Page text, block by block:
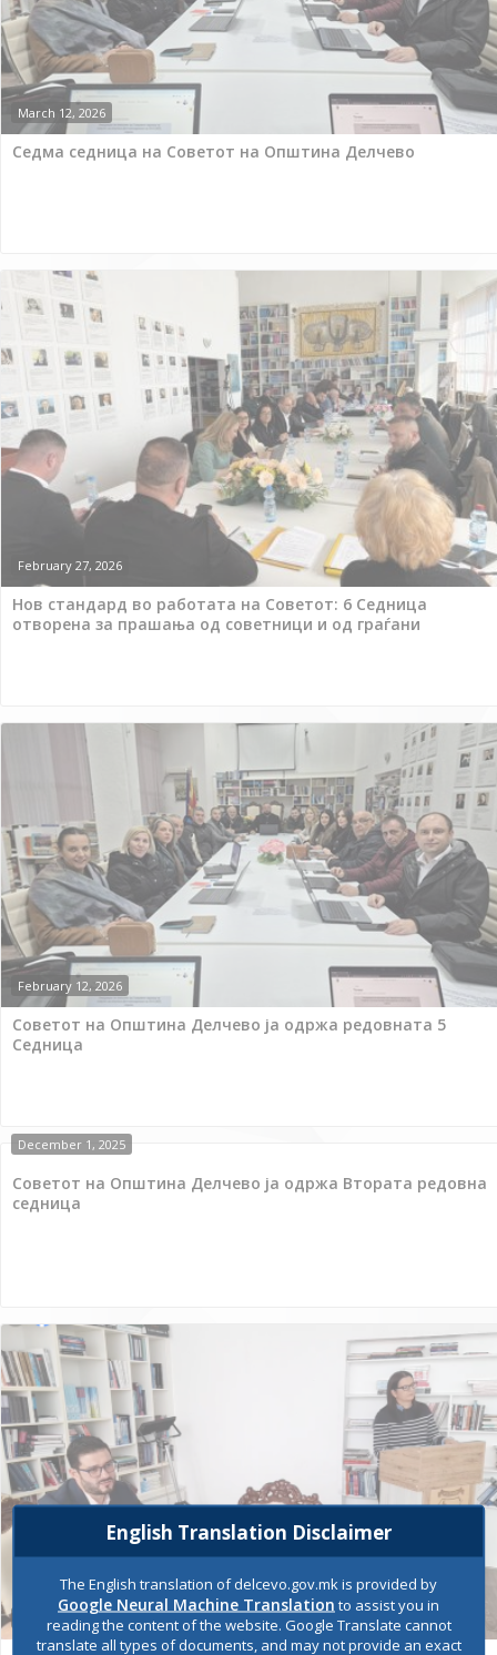
March 12, 2026
Седма седница на Советот на Општина Делчево
February 27, 2026
Нов стандард во работата на Советот: 6 Седница
отворена за прашања од советници и од граѓани
February 12, 2026
Советот на Општина Делчево ја одржа редовната 5
Седница
December 1, 2025
Советот на Општина Делчево ја одржа Втората редовна
седница
November 15, 2024
English Translation Disclaimer
The English translation of delcevo.gov.mk is provided by
Google Neural Machine Translation to assist you in
reading the content of the website. Google Translate cannot
translate all types of documents, and may not provide an exact